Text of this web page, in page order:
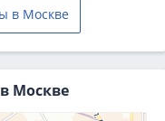
в Москве
Москве